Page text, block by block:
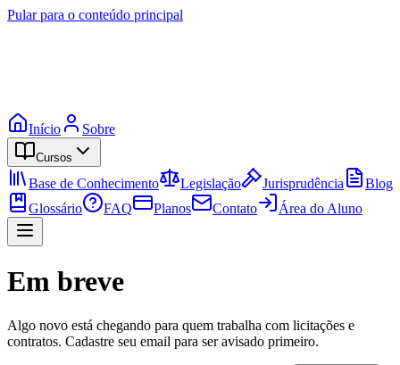
Pular para o conteúdo principal
Início Sobre
Cursos
Base de Conhecimento Legislação Jurisprudência
Blog
Glossário
FAQ Planos Contato Área do Aluno
Em breve
Algo novo está chegando para quem trabalha com licitações e
contratos. Cadastre seu email para ser avisado primeiro.